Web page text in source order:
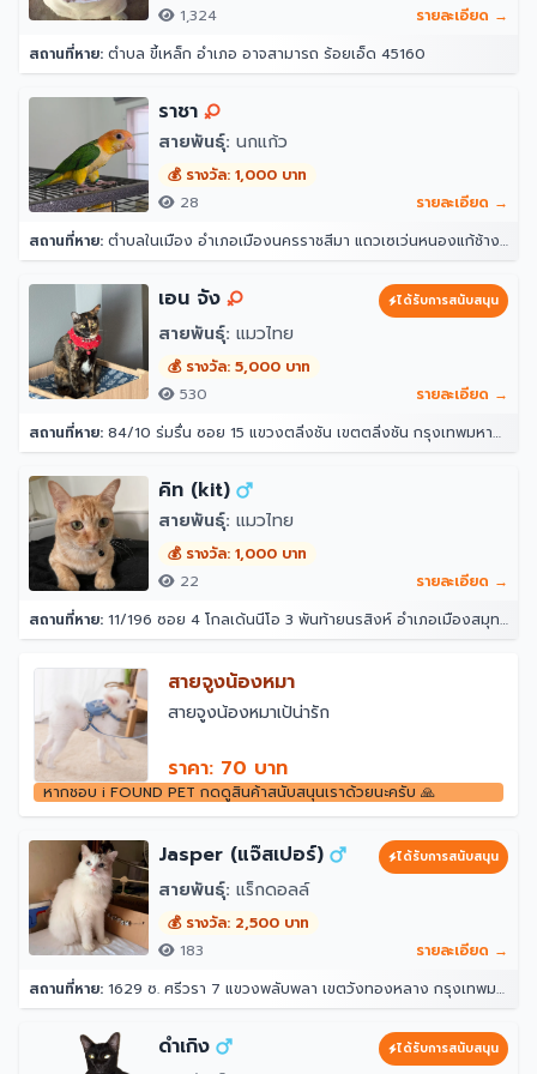
1,324
รายละเอียด →
สถานที่หาย: ตำบล ขี้เหล็ก อำเภอ อาจสามารถ ร้อยเอ็ด 45160
ราชา
สายพันธุ์: นกแก้ว
💰 รางวัล: 1,000 บาท
28
รายละเอียด →
สถานที่หาย: ตำบลในเมือง อำเภอเมืองนครราชสีมา แถวเซเว่นหนองแก้ช้าง ศาลาชุมชนพานิชเจริญ นครราชสีมา 30000
เอน จัง ได้รับการสนับสนุน
สายพันธุ์: แมวไทย
💰 รางวัล: 5,000 บาท
530
รายละเอียด →
สถานที่หาย: 84/10 ร่มรื่น ซอย 15 แขวงตลิ่งชัน เขตตลิ่งชัน กรุงเทพมหานคร 10170
คิท (kit)
สายพันธุ์: แมวไทย
💰 รางวัล: 1,000 บาท
22
รายละเอียด →
สถานที่หาย: 11/196 ซอย 4 โกลเด้นนีโอ 3 พันท้ายนรสิงห์ อำเภอเมืองสมุทรสาคร สมุทรสาคร 74000
สายจูงน้องหมา
สายจูงน้องหมาเป้น่ารัก
ราคา: 70 บาท
หากชอบ i FOUND PET กดดูสินค้าสนับสนุนเราด้วยนะครับ 🙏
Jasper (แจ๊สเปอร์) ได้รับการสนับสนุน
สายพันธุ์: แร็กดอลล์
💰 รางวัล: 2,500 บาท
183
รายละเอียด →
สถานที่หาย: 1629 ซ. ศรีวรา 7 แขวงพลับพลา เขตวังทองหลาง กรุงเทพมหานคร 10312
ดำเกิง ได้รับการสนับสนุน